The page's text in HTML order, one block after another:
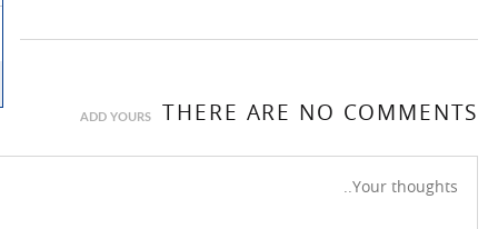
THERE ARE NO COMMENTS
ADD YOURS